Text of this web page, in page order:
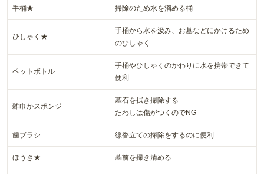
手桶★ 掃除のため水を溜める桶
ひしゃく★
手桶から水を汲み、お墓などにかけるため
のひしゃく
ペットボトル
手桶やひしゃくのかわりに水を携帯できて
便利
雑巾かスポンジ
墓石を拭き掃除する
たわしは傷がつくのでNG
歯ブラシ 線香立ての掃除をするのに便利
ほうき★ 墓前を掃き清める